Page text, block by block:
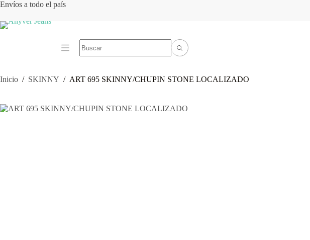
Saltar
contenido
Envíos a todo el país
Inicio / SKINNY / ART 695 SKINNY/CHUPIN STONE LOCALIZADO